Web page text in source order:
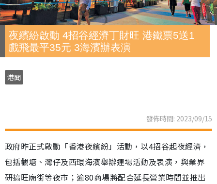
夜繽紛啟動 4招谷經濟丁財旺 港鐵票5送1
戲飛最平35元 3海濱辦表演
港聞
發佈時間: 2023/09/15
政府昨正式啟動「香港夜繽紛」活動，以4招谷起夜經濟，
包括觀塘、灣仔及西環海濱舉辦連場活動及表演，與業界
研搞旺廟街等夜市；逾80商場將配合延長營業時間並推出